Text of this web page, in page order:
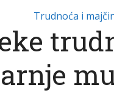
Trudnoća i